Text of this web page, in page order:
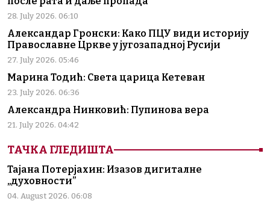
28. July 2026. 06:10
Александар Гронски: Како ПЦУ види историју
Православне Цркве у југозападној Русији
27. July 2026. 05:46
Марина Тодић: Света царица Кетеван
23. July 2026. 06:36
Александра Нинковић: Пупинова вера
21. July 2026. 04:42
ТАЧКА ГЛЕДИШТА
Тајана Потерјахин: Изазов дигиталне
„духовности”
04. August 2026. 06:08